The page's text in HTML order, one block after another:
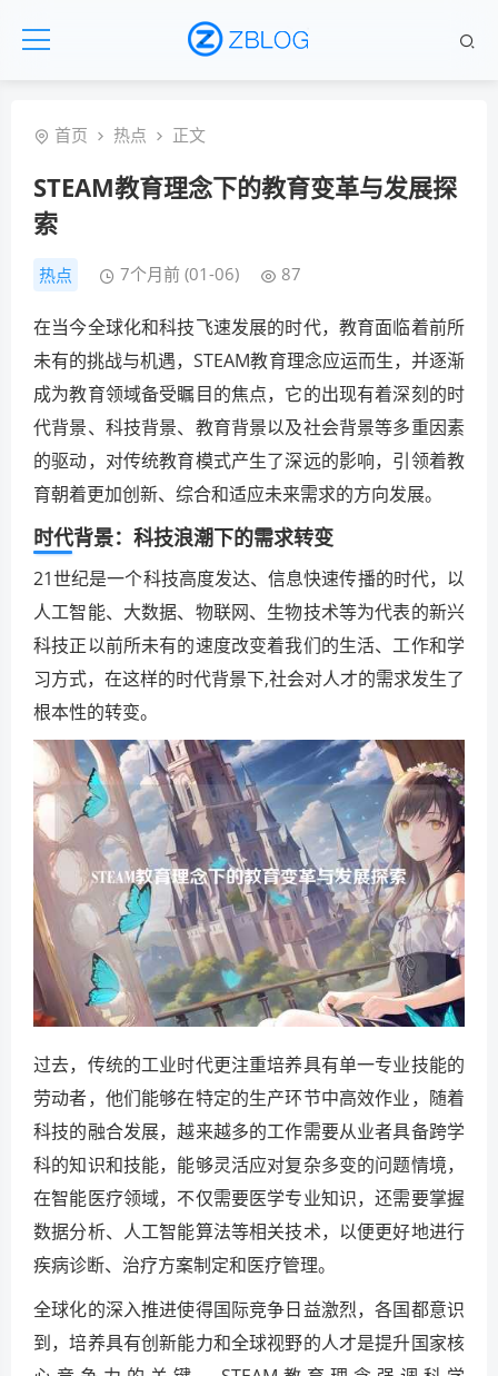
首页 热点 正文
STEAM教育理念下的教育变革与发展探
索
热点 7个月前 (01-06) 87
在当今全球化和科技飞速发展的时代，教育面临着前所
未有的挑战与机遇，STEAM教育理念应运而生，并逐渐
成为教育领域备受瞩目的焦点，它的出现有着深刻的时
代背景、科技背景、教育背景以及社会背景等多重因素
的驱动，对传统教育模式产生了深远的影响，引领着教
育朝着更加创新、综合和适应未来需求的方向发展。
时代背景：科技浪潮下的需求转变
21世纪是一个科技高度发达、信息快速传播的时代，以
人工智能、大数据、物联网、生物技术等为代表的新兴
科技正以前所未有的速度改变着我们的生活、工作和学
习方式，在这样的时代背景下,社会对人才的需求发生了
根本性的转变。
过去，传统的工业时代更注重培养具有单一专业技能的
劳动者，他们能够在特定的生产环节中高效作业，随着
科技的融合发展，越来越多的工作需要从业者具备跨学
科的知识和技能，能够灵活应对复杂多变的问题情境，
在智能医疗领域，不仅需要医学专业知识，还需要掌握
数据分析、人工智能算法等相关技术，以便更好地进行
疾病诊断、治疗方案制定和医疗管理。
全球化的深入推进使得国际竞争日益激烈，各国都意识
到，培养具有创新能力和全球视野的人才是提升国家核